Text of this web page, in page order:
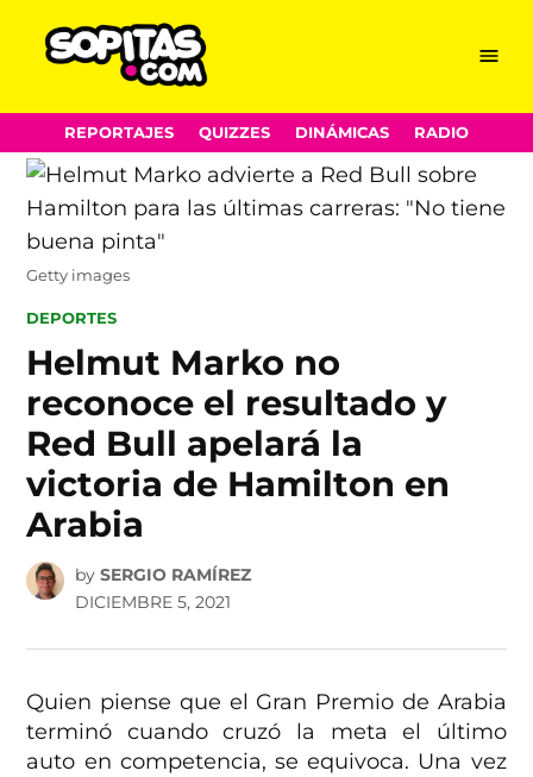
Skip
to
content
Menu
REPORTAJES QUIZZES DINÁMICAS RADIO
Getty images
POSTED
DEPORTES
Helmut Marko no
reconoce el resultado y
Red Bull apelará la
victoria de Hamilton en
Arabia
by SERGIO RAMÍREZ
DICIEMBRE 5, 2021
Quien piense que el Gran Premio de Arabia
terminó cuando cruzó la meta el último
auto en competencia, se equivoca. Una vez